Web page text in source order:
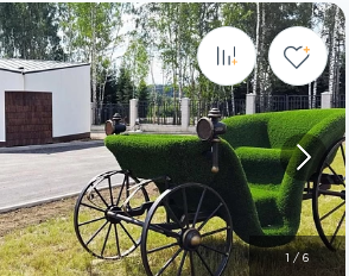
/ 6
Посмотреть все фото